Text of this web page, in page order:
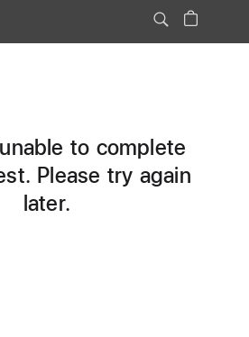
to complete
Please try again
later.